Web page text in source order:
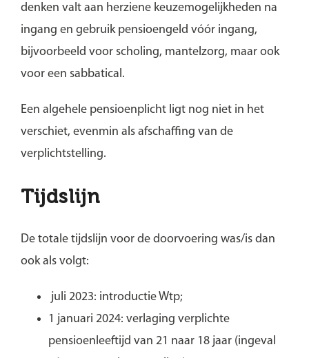
denken valt aan herziene keuzemogelijkheden na
ingang en gebruik pensioengeld vóór ingang,
bijvoorbeeld voor scholing, mantelzorg, maar ook
voor een sabbatical.
Een algehele pensioenplicht ligt nog niet in het
verschiet, evenmin als afschaffing van de
verplichtstelling.
Tijdslijn
De totale tijdslijn voor de doorvoering was/is dan
ook als volgt:
juli 2023: introductie Wtp;
1 januari 2024: verlaging verplichte
pensioenleeftijd van 21 naar 18 jaar (ingeval